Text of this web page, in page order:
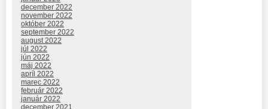
december 2022
november 2022
október 2022
september 2022
august 2022
júl 2022
jún 2022
máj 2022
apríl 2022
marec 2022
február 2022
január 2022
december 2021